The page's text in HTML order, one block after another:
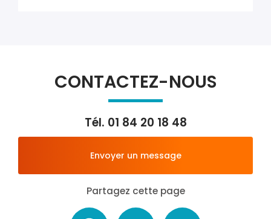
CONTACTEZ-NOUS
Tél. 01 84 20 18 48
Envoyer un message
Partagez cette page
Facebook